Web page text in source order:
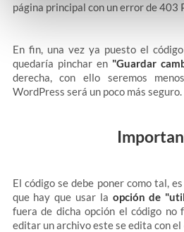
página principal con un error de 403
En fin, una vez ya puesto el
quedaría pinchar en"Guardar
derecha, con ello seremos
WordPress será un poco más seguro.
El código se debe poner como tal,
que hay que usar la opción de
fuera de dicha opción el código no
editar un archivo este se edita con